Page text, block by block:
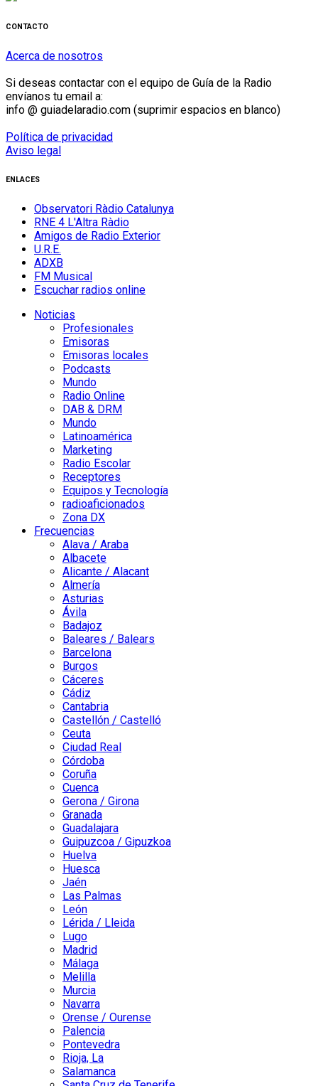
CONTACTO
Acerca de nosotros
Si deseas contactar con el equipo de Guía de la Radio
envíanos tu email a:
info @ guiadelaradio.com (suprimir espacios en blanco)
Política de privacidad
Aviso legal
ENLACES
Observatori Ràdio Catalunya
RNE 4 L'Altra Ràdio
Amigos de Radio Exterior
U.R.E.
ADXB
FM Musical
Escuchar radios online
Noticias
Profesionales
Emisoras
Emisoras locales
Podcasts
Mundo
Radio Online
DAB & DRM
Mundo
Latinoamérica
Marketing
Radio Escolar
Receptores
Equipos y Tecnología
radioaficionados
Zona DX
Frecuencias
Alava / Araba
Albacete
Alicante / Alacant
Almería
Asturias
Ávila
Badajoz
Baleares / Balears
Barcelona
Burgos
Cáceres
Cádiz
Cantabria
Castellón / Castelló
Ceuta
Ciudad Real
Córdoba
Coruña
Cuenca
Gerona / Girona
Granada
Guadalajara
Guipuzcoa / Gipuzkoa
Huelva
Huesca
Jaén
Las Palmas
León
Lérida / Lleida
Lugo
Madrid
Málaga
Melilla
Murcia
Navarra
Orense / Ourense
Palencia
Pontevedra
Rioja, La
Salamanca